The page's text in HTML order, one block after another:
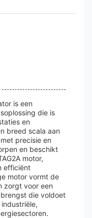
is een
die is
en
breed scala aan
precisie en
en beschikt
motor,
efficiënt
motor vormt de
zorgt voor een
die voldoet